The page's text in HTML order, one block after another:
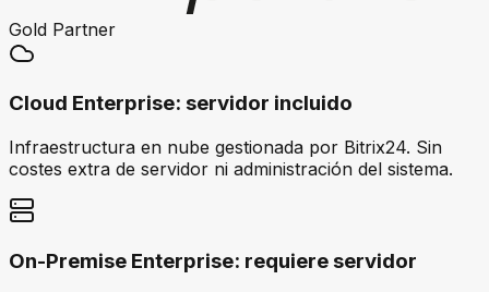
Gold Partner
Cloud Enterprise: servidor incluido
Infraestructura en nube gestionada por Bitrix24. Sin
costes extra de servidor ni administración del sistema.
On-Premise Enterprise: requiere servidor